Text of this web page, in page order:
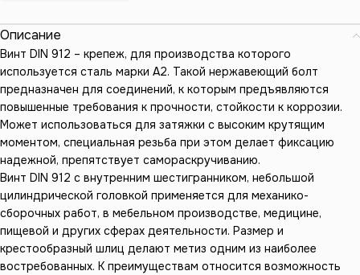
Описание
Винт DIN 912 – крепеж, для производства которого
используется сталь марки А2. Такой нержавеющий болт
предназначен для соединений, к которым предъявляются
повышенные требования к прочности, стойкости к коррозии.
Может использоваться для затяжки с высоким крутящим
моментом, специальная резьба при этом делает фиксацию
надежной, препятствует самораскручиванию.
Винт DIN 912 с внутренним шестигранником, небольшой
цилиндрической головкой применяется для механико-
сборочных работ, в мебельном производстве, медицине,
пищевой и других сферах деятельности. Размер и
крестообразный шлиц делают метиз одним из наиболее
востребованных. К преимуществам относится возможность